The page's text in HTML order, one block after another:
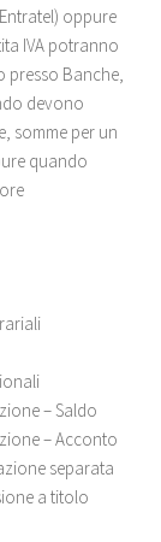
oppure
IVA potranno
presso Banche,
devono
somme per un
quando
– Saldo
– Acconto
separata
a titolo